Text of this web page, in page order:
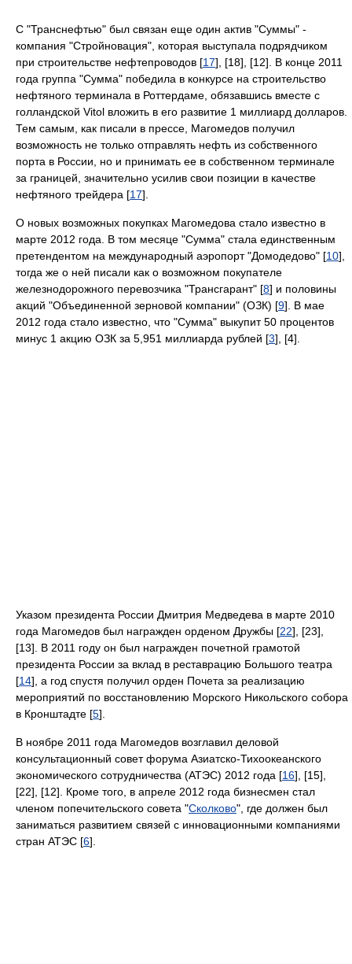
С "Транснефтью" был связан еще один актив "Суммы" -
компания "Стройновация", которая выступала подрядчиком
при строительстве нефтепроводов [17], [18], [12]. В конце 2011
года группа "Сумма" победила в конкурсе на строительство
нефтяного терминала в Роттердаме, обязавшись вместе с
голландской Vitol вложить в его развитие 1 миллиард долларов.
Тем самым, как писали в прессе, Магомедов получил
возможность не только отправлять нефть из собственного
порта в России, но и принимать ее в собственном терминале
за границей, значительно усилив свои позиции в качестве
нефтяного трейдера [17].
О новых возможных покупках Магомедова стало известно в
марте 2012 года. В том месяце "Сумма" стала единственным
претендентом на международный аэропорт "Домодедово" [10],
тогда же о ней писали как о возможном покупателе
железнодорожного перевозчика "Трансгарант" [8] и половины
акций "Объединенной зерновой компании" (ОЗК) [9]. В мае
2012 года стало известно, что "Сумма" выкупит 50 процентов
минус 1 акцию ОЗК за 5,951 миллиарда рублей [3], [4].
Указом президента России Дмитрия Медведева в марте 2010
года Магомедов был награжден орденом Дружбы [22], [23],
[13]. В 2011 году он был награжден почетной грамотой
президента России за вклад в реставрацию Большого театра
[14], а год спустя получил орден Почета за реализацию
мероприятий по восстановлению Морского Никольского собора
в Кронштадте [5].
В ноябре 2011 года Магомедов возглавил деловой
консультационный совет форума Азиатско-Тихоокеанского
экономического сотрудничества (АТЭС) 2012 года [16], [15],
[22], [12]. Кроме того, в апреле 2012 года бизнесмен стал
членом попечительского совета "Сколково", где должен был
заниматься развитием связей с инновационными компаниями
стран АТЭС [6].